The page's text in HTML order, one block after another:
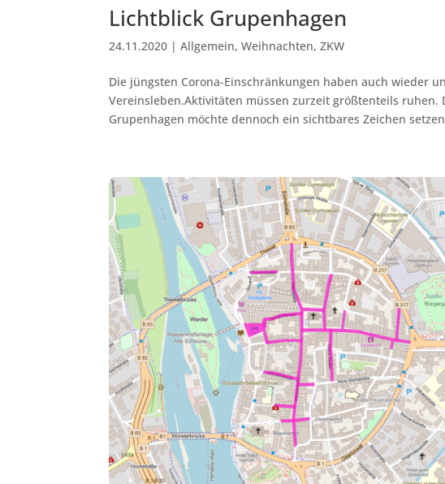
Lichtblick Grupenhagen
24.11.2020 |Allgemein,Weihnachten,ZKW
Die jüngsten Corona-Einschränkungen haben auch wieder
Vereinsleben.Aktivitäten müssen zurzeit größtenteils
Grupenhagen möchte dennoch ein sichtbares Zeichen